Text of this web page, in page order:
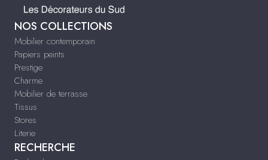
NOS COLLECTIONS
Mobilier contemporain
Papiers peints
Prestige
Charme
Mobilier de terrasse
Tissus
Stores
Literie
RECHERCHE